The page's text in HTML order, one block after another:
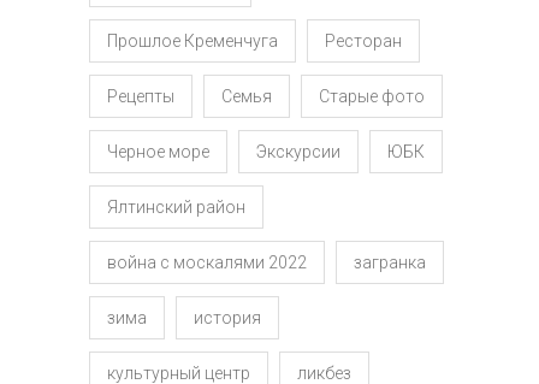
Прошлое Кременчуга Ресторан
Рецепты Семья Старые фото
Черное море Экскурсии ЮБК
Ялтинский район
война с москалями 2022 загранка
зима история
культурный центр ликбез